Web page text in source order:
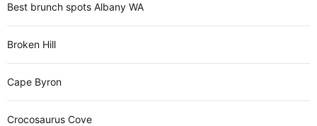
Best brunch spots Albany WA
Broken Hill
Cape Byron
Crocosaurus Cove